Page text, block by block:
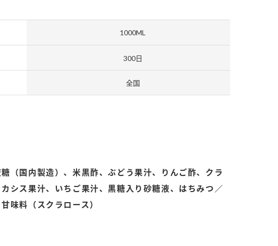
味ぽん
ー 納豆の豆知識 鍋奉行マニュアル ミツカンのCM
1000ML
300日
全国
（国内製造）、米黒酢、ぶどう果汁、りんご酢、クラ
シス果汁、いちご果汁、黒糖入り砂糖液、はちみつ／
味料（スクラロース）